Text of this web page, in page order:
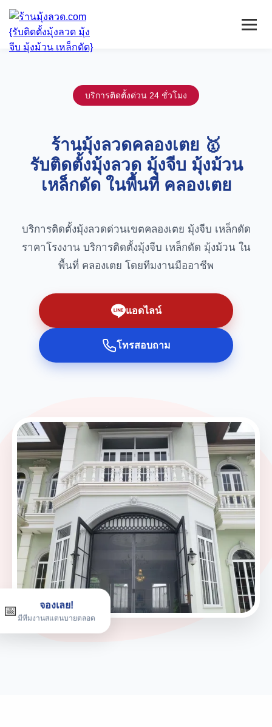
มุ้งลวดจีบ
เหล็กดัด
บริการ/พื้นที่ติดตั้ง
บทความ
ติดต่อเรา
บริการติดตั้งด่วน 24 ชั่วโมง
ร้านมุ้งลวดคลองเตย 🥇
รับติดตั้งมุ้งลวด มุ้งจีบ มุ้งม้วน
เหล็กดัด ในพื้นที่ คลองเตย
บริการติดตั้งมุ้งลวดด่วนเขตคลองเตย มุ้งจีบ เหล็กดัด
ราคาโรงงาน บริการติดตั้งมุ้งจีบ เหล็กดัด มุ้งม้วน ใน
พื้นที่ คลองเตย โดยทีมงานมืออาชีพ
แอดไลน์
โทรสอบถาม
📅 จองเลย!
มีทีมงานสแตนบายตลอด